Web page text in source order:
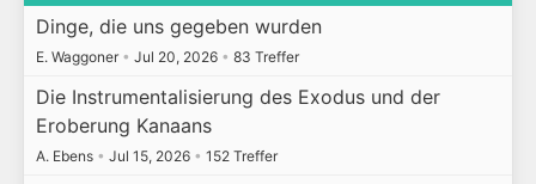
Dinge, die uns gegeben wurden
E. Waggoner • Jul 20, 2026 • 83 Treffer
Die Instrumentalisierung des Exodus und der
Eroberung Kanaans
A. Ebens • Jul 15, 2026 • 152 Treffer